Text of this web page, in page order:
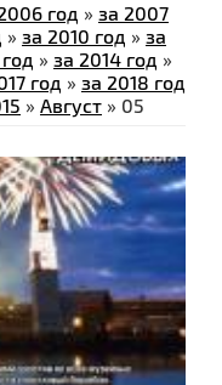
год » за 2007
» за 2010 год » за
» за 2014 год »
год » за 2018 год
» Август » 05